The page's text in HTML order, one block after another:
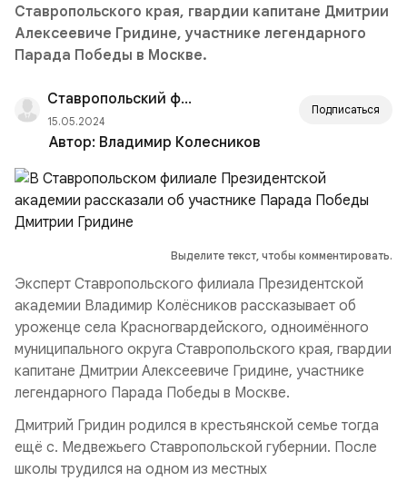
Ставропольского края, гвардии капитане Дмитрии
Алексеевиче Гридине, участнике легендарного
Парада Победы в Москве.
Ставропольский филиал РАНХиГС
15.05.2024
Подписаться
Автор: Владимир Колесников
Выделите текст, чтобы комментировать.
Эксперт Ставропольского филиала Президентской
академии Владимир Колёсников рассказывает об
уроженце села Красногвардейского, одноимённого
муниципального округа Ставропольского края, гвардии
капитане Дмитрии Алексеевиче Гридине, участнике
легендарного Парада Победы в Москве.
Дмитрий Гридин родился в крестьянской семье тогда
ещё с. Медвежьего Ставропольской губернии. После
школы трудился на одном из местных